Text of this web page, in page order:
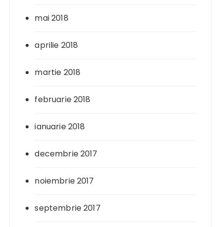
mai 2018
aprilie 2018
martie 2018
februarie 2018
ianuarie 2018
decembrie 2017
noiembrie 2017
septembrie 2017